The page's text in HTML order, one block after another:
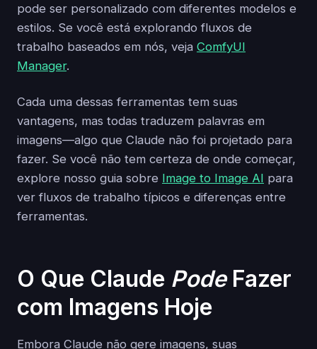
pode ser personalizado com diferentes modelos e
estilos. Se você está explorando fluxos de
trabalho baseados em nós, veja ComfyUI
Manager.
Cada uma dessas ferramentas tem suas
vantagens, mas todas traduzem palavras em
imagens—algo que Claude não foi projetado para
fazer. Se você não tem certeza de onde começar,
explore nosso guia sobre Image to Image AI para
ver fluxos de trabalho típicos e diferenças entre
ferramentas.
O Que Claude PodeFazer
com Imagens Hoje
Embora Claude não gere imagens, suas